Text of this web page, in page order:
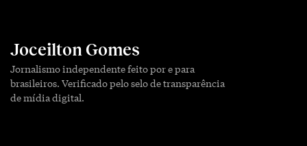
Joceilton Gomes
Jornalismo independente feito por e para
brasileiros. Verificado pelo selo de transparência
de mídia digital.